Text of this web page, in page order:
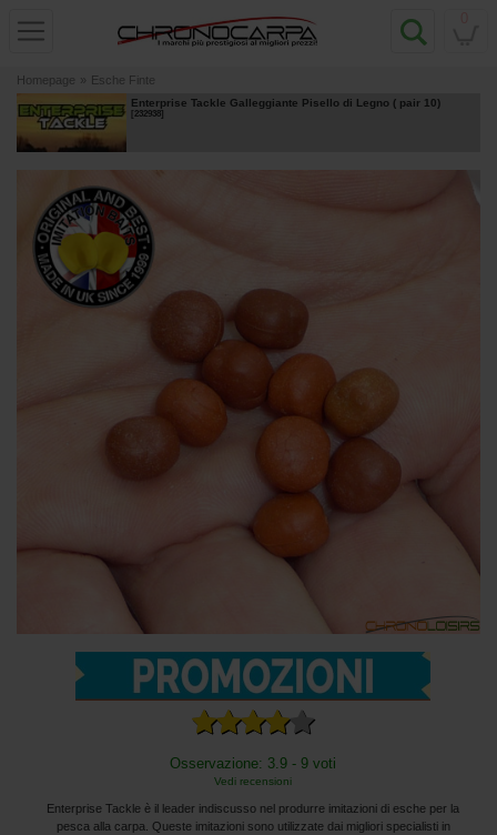
Homepage » Esche Finte
Enterprise Tackle Galleggiante Pisello di Legno ( pair 10)
[232938]
Osservazione: 3.9 - 9 voti
Vedi recensioni
Enterprise Tackle è il leader indiscusso nel produrre imitazioni di esche per la
pesca alla carpa. Queste imitazioni sono utilizzate dai migliori specialisti in